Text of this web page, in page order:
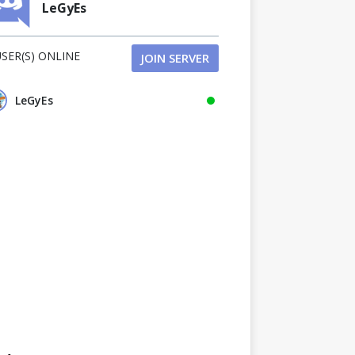
LeGyEs
ONLINE JOIN SERVER
LeGyEs